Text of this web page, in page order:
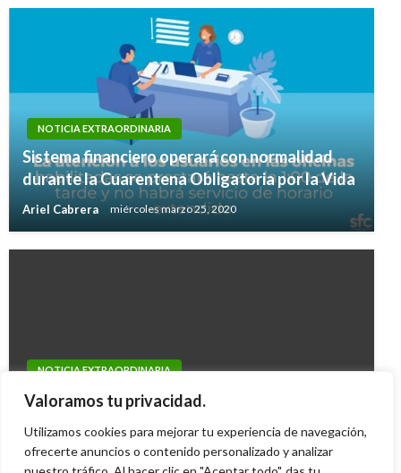
Valoramos tu privacidad.
Utilizamos cookies para mejorar tu experiencia de navegación,
ofrecerte anuncios o contenido personalizado y analizar
NOTICIA EXTRAORDINARIA
Sistema financiero operará con normalidad
durante la Cuarentena Obligatoria por la Vida
Ariel Cabrera miércoles marzo 25, 2020
NOTICIA EXTRAORDINARIA
OEA solicita a ELN pronta liberación de
Manuel Reyes Beltran viernes abril 1, 2016